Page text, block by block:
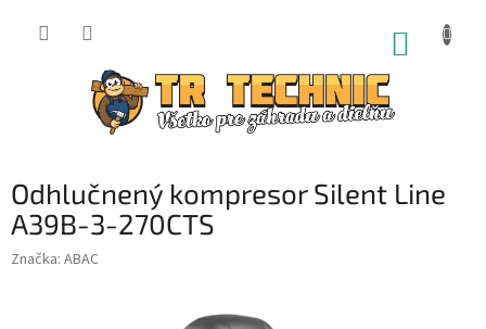
Odhlučnený kompresor Silent Line
A39B-3-270CTS
Značka: ABAC